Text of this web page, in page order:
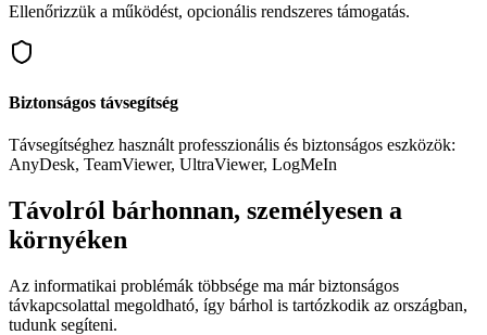
Ellenőrizzük a működést, opcionális rendszeres támogatás.
Biztonságos távsegítség
Távsegítséghez használt professzionális és biztonságos eszközök:
AnyDesk, TeamViewer, UltraViewer, LogMeIn
Távolról bárhonnan, személyesen a
környéken
Az informatikai problémák többsége ma már biztonságos
távkapcsolattal megoldható, így bárhol is tartózkodik az országban,
tudunk segíteni.